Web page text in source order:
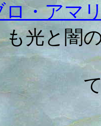
ロ・アマ
光と闇